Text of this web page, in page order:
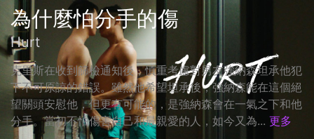
為什麼怕分手的傷
Hurt
克里斯在收到篩檢通知後，慎重考慮對男友強納森坦承他犯
下不可原諒的錯誤。雖然他希望坦承後，強納森能在這個絕
望關頭安慰他，但更有可能的，是強納森會在一氣之下和他
分手。當初不怕傷害自己和最親愛的人，如今又為... 更多